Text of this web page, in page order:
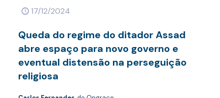
17/12/2024
Queda do regime do ditador Assad
abre espaço para novo governo e
eventual distensão na perseguição
religiosa